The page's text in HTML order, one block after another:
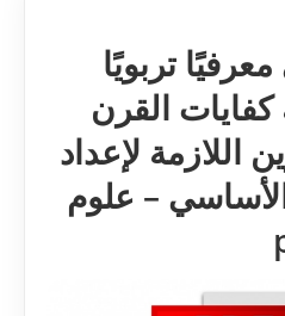
تربويًا
کفايات القرن
اللازمة لإعداد
– علوم